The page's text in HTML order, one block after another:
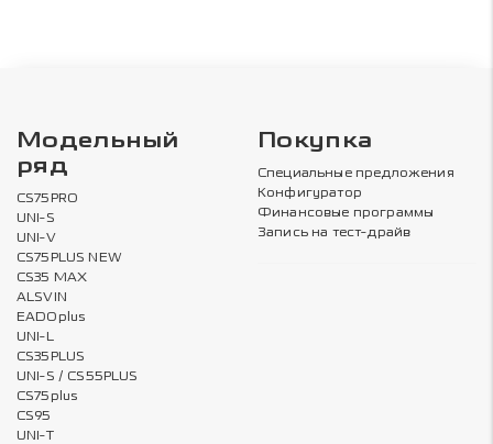
Модельный
ряд
CS75PRO
UNI-S
UNI-V
CS75PLUS NEW
CS35 MAX
ALSVIN
EADOplus
UNI-L
CS35PLUS
UNI-S / CS55PLUS
CS75plus
CS95
UNI-T
Покупка
Специальные предложения
Конфигуратор
Финансовые программы
Запись на тест-драйв